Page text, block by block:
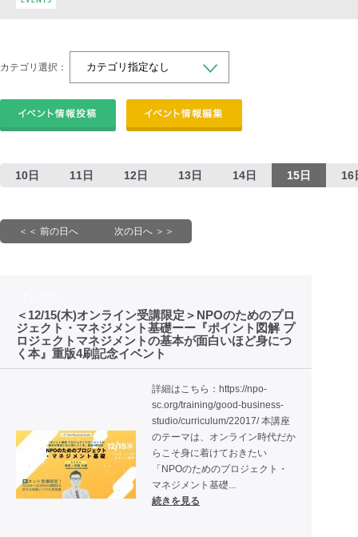
カテゴリ選択：
10日 11日 12日 13日 14日 15日 16
＜＜ 前の日へ 次の日へ ＞＞
＜12/15(木)オンライン受講限定＞NPOのためのプロ
ジェクト・マネジメント基礎ーー『ポイント図解 プ
ロジェクトマネジメントの基本が面白いほど身につ
く本』重版4刷記念イベント
詳細はこちら：https://npo-
sc.org/training/good-business-
studio/curriculum/22017/ 本講座
のテーマは、オンライン時代だか
らこそ身に着けておきたい
「NPOのためのプロジェクト・
マネジメント基礎...
続きを見る